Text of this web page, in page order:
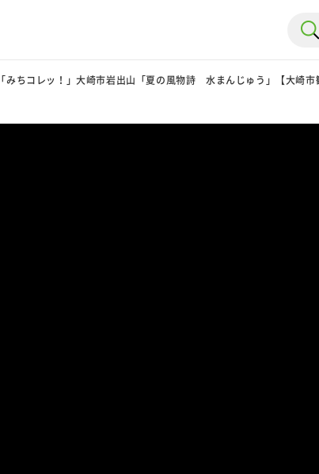
「みちコレッ！」大崎市岩出山「夏の風物詩 水まんじゅう」【大崎市